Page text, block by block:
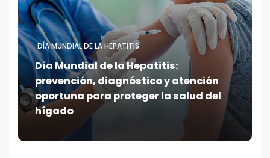
DÍA MUNDIAL DE LA HEPATITIS:
Día Mundial de la Hepatitis:
prevención, diagnóstico y atención
oportuna para proteger la salud del
hígado